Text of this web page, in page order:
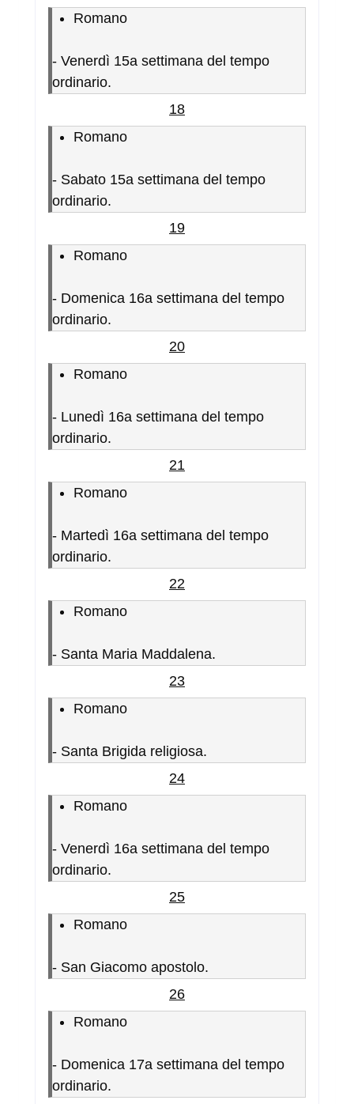
Romano
- Venerdì 15a settimana del tempo
ordinario.
18
Romano
- Sabato 15a settimana del tempo
ordinario.
19
Romano
- Domenica 16a settimana del tempo
ordinario.
20
Romano
- Lunedì 16a settimana del tempo
ordinario.
21
Romano
- Martedì 16a settimana del tempo
ordinario.
22
Romano
- Santa Maria Maddalena.
23
Romano
- Santa Brigida religiosa.
24
Romano
- Venerdì 16a settimana del tempo
ordinario.
25
Romano
- San Giacomo apostolo.
26
Romano
- Domenica 17a settimana del tempo
ordinario.